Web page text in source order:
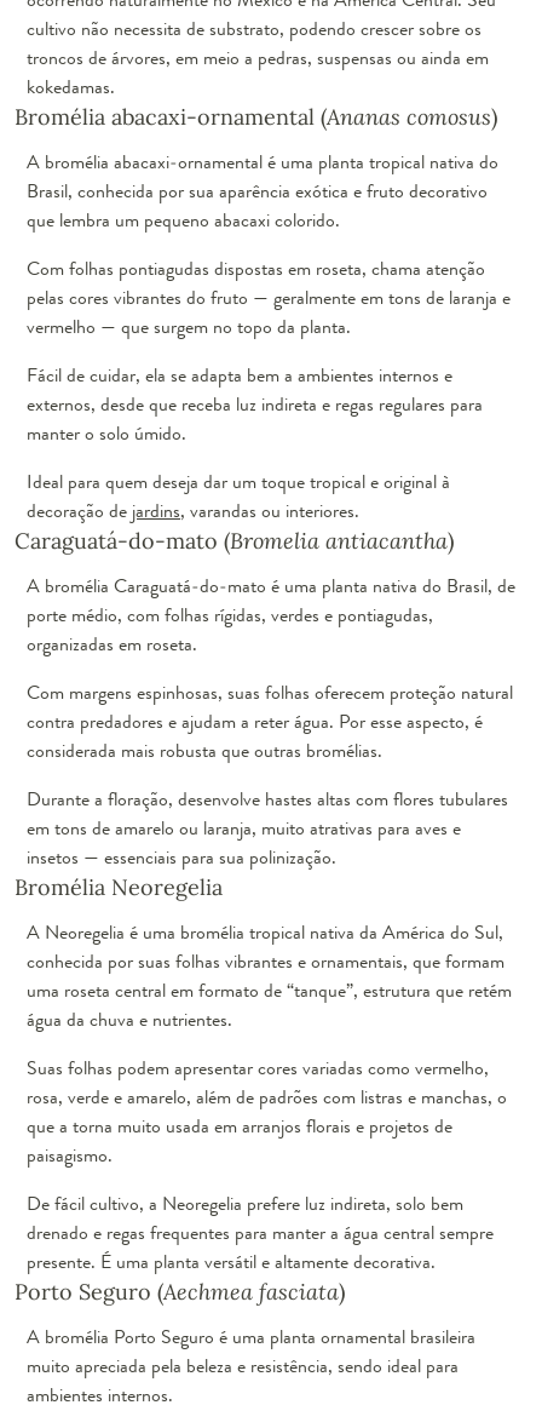
cultivo não necessita de substrato, podendo crescer sobre os
troncos de árvores, em meio a pedras, suspensas ou ainda em
kokedamas.
Bromélia abacaxi-ornamental (Ananas comosus)
A bromélia abacaxi-ornamental é uma planta tropical nativa do
Brasil, conhecida por sua aparência exótica e fruto decorativo
que lembra um pequeno abacaxi colorido.
Com folhas pontiagudas dispostas em roseta, chama atenção
pelas cores vibrantes do fruto — geralmente em tons de laranja e
vermelho — que surgem no topo da planta.
Fácil de cuidar, ela se adapta bem a ambientes internos e
externos, desde que receba luz indireta e regas regulares para
manter o solo úmido.
Ideal para quem deseja dar um toque tropical e original à
decoração de jardins, varandas ou interiores.
Caraguatá-do-mato (Bromelia antiacantha)
A bromélia Caraguatá-do-mato é uma planta nativa do Brasil, de
porte médio, com folhas rígidas, verdes e pontiagudas,
organizadas em roseta.
Com margens espinhosas, suas folhas oferecem proteção natural
contra predadores e ajudam a reter água. Por esse aspecto, é
considerada mais robusta que outras bromélias.
Durante a floração, desenvolve hastes altas com flores tubulares
em tons de amarelo ou laranja, muito atrativas para aves e
insetos — essenciais para sua polinização.
Bromélia Neoregelia
A Neoregelia é uma bromélia tropical nativa da América do Sul,
conhecida por suas folhas vibrantes e ornamentais, que formam
uma roseta central em formato de “tanque”, estrutura que retém
água da chuva e nutrientes.
Suas folhas podem apresentar cores variadas como vermelho,
rosa, verde e amarelo, além de padrões com listras e manchas, o
que a torna muito usada em arranjos florais e projetos de
paisagismo.
De fácil cultivo, a Neoregelia prefere luz indireta, solo bem
drenado e regas frequentes para manter a água central sempre
presente. É uma planta versátil e altamente decorativa.
Porto Seguro (Aechmea fasciata)
A bromélia Porto Seguro é uma planta ornamental brasileira
muito apreciada pela beleza e resistência, sendo ideal para
ambientes internos.